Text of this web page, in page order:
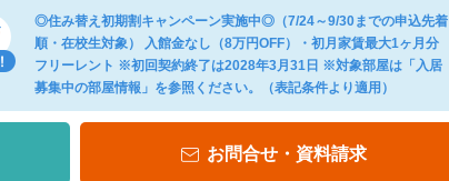
◎住み替え初期割キャンペーン実施中◎（7/24～9/30までの申込先着
順・在校生対象） 入館金なし（8万円OFF）・初月家賃最大1ヶ月分
フリーレント ※初回契約終了は2028年3月31日 ※対象部屋は「入居
募集中の部屋情報」を参照ください。（表記条件より適用）
お問合せ・資料請求